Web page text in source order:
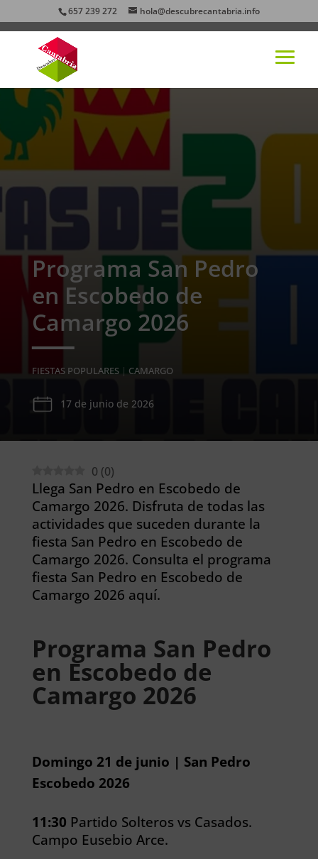
657 239 272 hola@descubrecantabria.info
Programa San Pedro
en Escobedo de
Camargo 2026
FIESTAS POPULARES| CAMARGO
17 de junio de 2026
0 (0)
Llega San Pedro en Escobedo de
Camargo 2026. Disfruta de todas las
actividades que suceden durante la
fiesta San Pedro en Escobedo de
Camargo 2026. Consulta el programa
fiesta San Pedro en Escobedo de
Camargo 2026 aquí.
Programa San Pedro
en Escobedo de
Camargo 2026
Domingo 21 de junio | San Pedro
Escobedo 2026
11:30 Partido Solteros vs Casados.
Campo Eusebio Arce.